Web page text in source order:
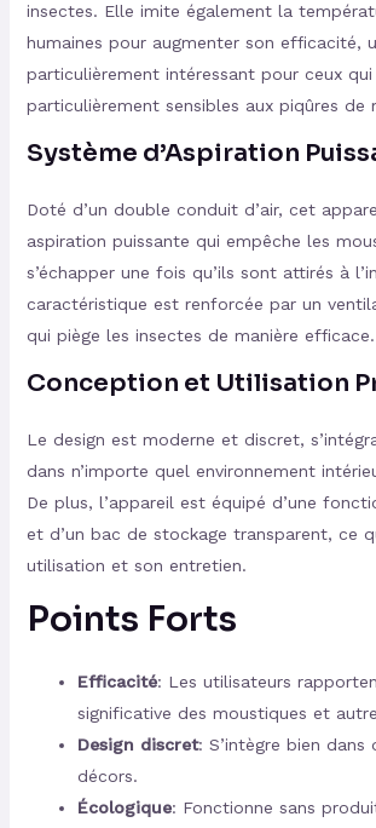
insectes. Elle imite également la
humaines pour augmenter son efficacité,
particulièrement intéressant pour ceux
particulièrement sensibles aux piqûres de
Système d’Aspiration
Doté d’un double conduit d’air, cet
aspiration puissante qui empêche les
s’échapper une fois qu’ils sont attirés à
caractéristique est renforcée par un
qui piège les insectes de manière efficace.
Conception et Utilisation
Le design est moderne et discret,
dans n’importe quel environnement
De plus, l’appareil est équipé d’une
et d’un bac de stockage transparent, ce
utilisation et son entretien.
Points Forts
Efficacité: Les utilisateurs
significative des moustiques et
Design discret: S’intègre bien dans
décors.
Écologique: Fonctionne sans